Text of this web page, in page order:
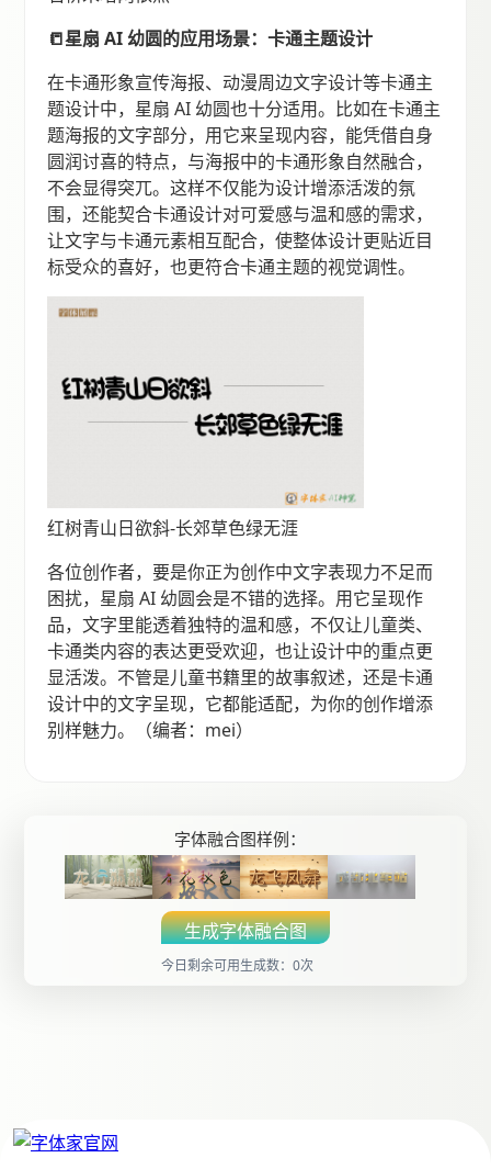
📒星扇 AI 幼圆的应用场景：卡通主题设计
在卡通形象宣传海报、动漫周边文字设计等卡通主
题设计中，星扇 AI 幼圆也十分适用。比如在卡通主
题海报的文字部分，用它来呈现内容，能凭借自身
圆润讨喜的特点，与海报中的卡通形象自然融合，
不会显得突兀。这样不仅能为设计增添活泼的氛
围，还能契合卡通设计对可爱感与温和感的需求，
让文字与卡通元素相互配合，使整体设计更贴近目
标受众的喜好，也更符合卡通主题的视觉调性。
红树青山日欲斜-长郊草色绿无涯
各位创作者，要是你正为创作中文字表现力不足而
困扰，星扇 AI 幼圆会是不错的选择。用它呈现作
品，文字里能透着独特的温和感，不仅让儿童类、
卡通类内容的表达更受欢迎，也让设计中的重点更
显活泼。不管是儿童书籍里的故事叙述，还是卡通
设计中的文字呈现，它都能适配，为你的创作增添
别样魅力。（编者：mei）
字体融合图样例：
生成字体融合图
今日剩余可用生成数：0次